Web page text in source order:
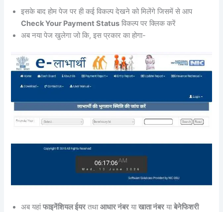
इसके बाद होम पेज पर ही कई विकल्प देखने को मिलेंगे जिसमें से आप
Check Your Payment Status विकल्प पर क्लिक करें
अब नया पेज खुलेगा जो कि, इस प्रकार का होगा-
अब यहांफाइनेंशियल ईयरतथाआधार नंबरयाखाता नंबरयाबेनेफिशरी